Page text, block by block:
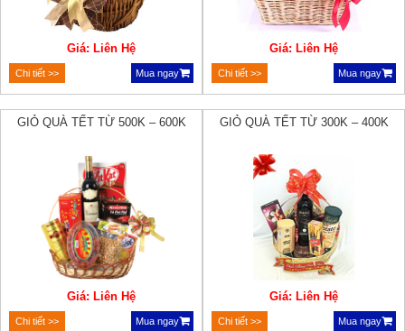
Giá: Liên Hệ
Chi tiết >> Mua ngay
Giá: Liên Hệ
Chi tiết >> Mua ngay
GIỎ QUÀ TẾT TỪ 500K – 600K
Giá: Liên Hệ
Chi tiết >> Mua ngay
GIỎ QUÀ TẾT TỪ 300K – 400K
Giá: Liên Hệ
Chi tiết >> Mua ngay